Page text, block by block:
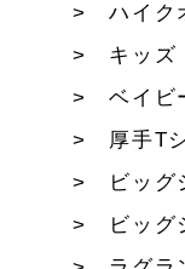
ハイク
キッズ
ベイビ
厚手T
ビッグ
ビッグ